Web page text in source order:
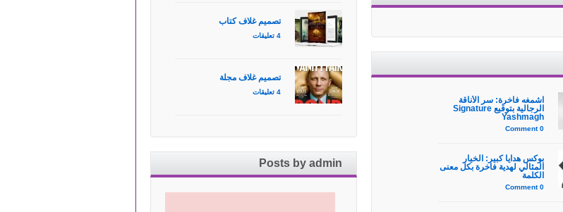
اشمغه فاخرة: سر الأناقة
الرجالية بتوقيع Signature
Yashmagh
0 Comment
بوكس هدايا كبير: الخيار
المثالي لهدية فاخرة بكل معنى
الكلمة
0 Comment
تصميم غلاف كتاب
4 تعليقات
تصميم غلاف مجلة
4 تعليقات
Posts by admin